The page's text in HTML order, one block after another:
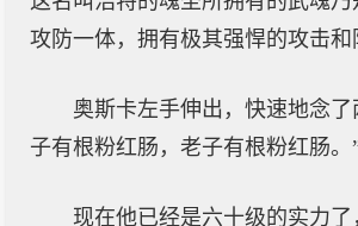
攻防一体，拥有极其强悍的攻击和
奥斯卡左手伸出，快速地念了
子有根粉红肠，老子有根粉红肠。
现在他已经是六十级的实力